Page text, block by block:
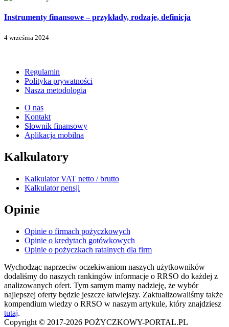
Instrumenty finansowe – przykłady, rodzaje, definicja
4 września 2024
Regulamin
Polityka prywatności
Nasza metodologia
O nas
Kontakt
Słownik finansowy
Aplikacja mobilna
Kalkulatory
Kalkulator VAT netto / brutto
Kalkulator pensji
Opinie
Opinie o firmach pożyczkowych
Opinie o kredytach gotówkowych
Opinie o pożyczkach ratalnych dla firm
Wychodząc naprzeciw oczekiwaniom naszych użytkowników
dodaliśmy do naszych rankingów informacje o RRSO do każdej z
analizowanych ofert. Tym samym mamy nadzieję, że wybór
najlepszej oferty będzie jeszcze łatwiejszy. Zaktualizowaliśmy także
kompendium wiedzy o RRSO w naszym artykule, który znajdziesz
tutaj.
Copyright © 2017-2026 POŻYCZKOWY-PORTAL.PL